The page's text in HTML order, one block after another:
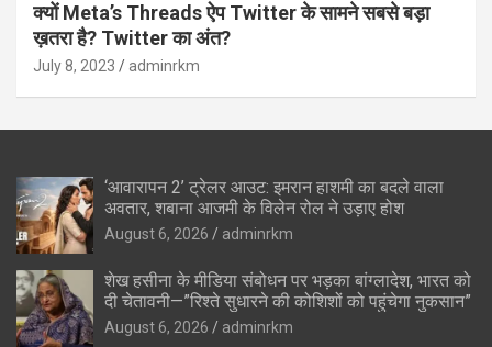
क्यों Meta’s Threads ऐप Twitter के सामने सबसे बड़ा
ख़तरा है? Twitter का अंत?
July 8, 2023 adminrkm
‘आवारापन 2’ ट्रेलर आउट: इमरान हाशमी का बदले वाला
अवतार, शबाना आजमी के विलेन रोल ने उड़ाए होश
August 6, 2026 adminrkm
शेख हसीना के मीडिया संबोधन पर भड़का बांग्लादेश, भारत को
दी चेतावनी—”रिश्ते सुधारने की कोशिशों को पहुंचेगा नुकसान”
August 6, 2026 adminrkm